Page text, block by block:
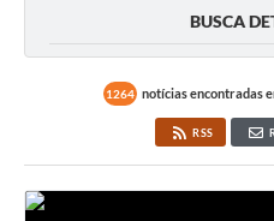
BUSCA
1264 notícias encontradas
RSS